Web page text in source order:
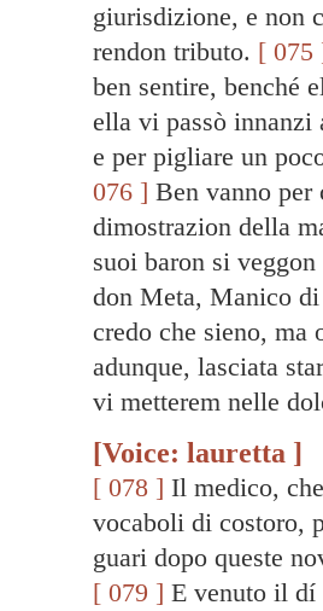
giurisdizione, e non
rendon tributo. [ 075
ben sentire, benché
ella vi passò innanzi
e per pigliare un
076 ] Ben vanno per
dimostrazion della
suoi baron si
don Meta, Manico
credo che sieno, ma
adunque, lasciata
vi metterem nelle
[Voice: lauretta ]
[ 078 ] Il medico,
vocaboli di costoro,
guari dopo queste
[ 079 ] E venuto il dí